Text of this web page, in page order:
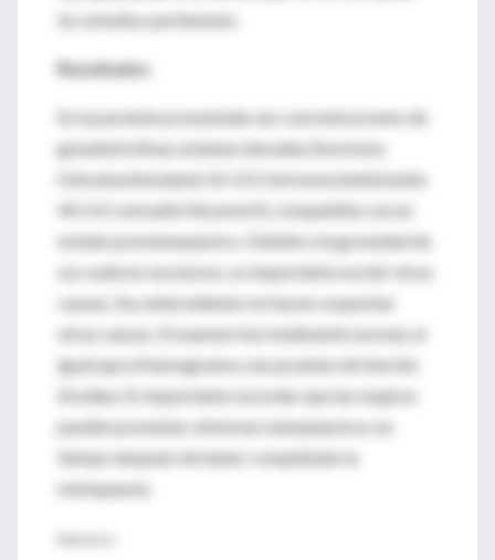
los estudios pertinentes.
Resultados
En la paciente presentada, las concentraciones de
gonadotrofinas estaban elevadas (hormona
folículoestimulante 56 UI/l; hormona luteinizante
44 UI/l; estradiol 46 pmol/l), compatible con un
estado posmenopáusico. Debido a la gravedad de
sus sudores nocturnos, es importante excluir otras
causas. Sus antecedentes no hacen sospechar
otras causas. El examen fue totalmente normal, al
igual que el hemograma y las pruebas de función
tiroidea. Es importante recordar que las mujeres
pueden presentar síntomas menopáusicos un
tiempo después de haber completado la
menopausia.